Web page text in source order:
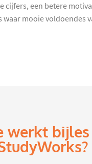
cijfers, een betere
waar mooie voldoendes
werkt